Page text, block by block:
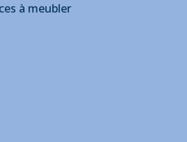
à meubler